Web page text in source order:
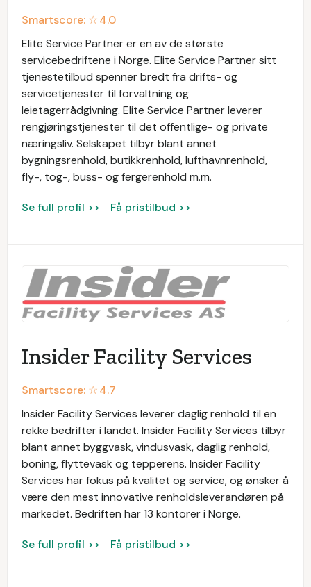
Smartscore: ☆4.0
Elite Service Partner er en av de største
servicebedriftene i Norge. Elite Service Partner sitt
tjenestetilbud spenner bredt fra drifts- og
servicetjenester til forvaltning og
leietagerrådgivning. Elite Service Partner leverer
rengjøringstjenester til det offentlige- og private
næringsliv. Selskapet tilbyr blant annet
bygningsrenhold, butikkrenhold, lufthavnrenhold,
fly-, tog-, buss- og fergerenhold m.m.
Se full profil >> Få pristilbud >>
Insider Facility Services
Smartscore: ☆4.7
Insider Facility Services leverer daglig renhold til en
rekke bedrifter i landet. Insider Facility Services tilbyr
blant annet byggvask, vindusvask, daglig renhold,
boning, flyttevask og tepperens. Insider Facility
Services har fokus på kvalitet og service, og ønsker å
være den mest innovative renholdsleverandøren på
markedet. Bedriften har 13 kontorer i Norge.
Se full profil >> Få pristilbud >>